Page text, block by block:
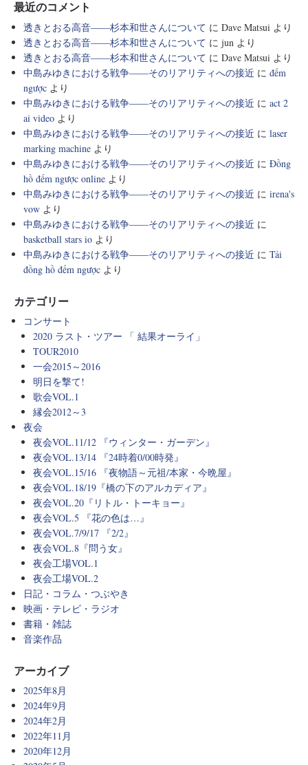
最近のコメント
透きとおる高音――杉本和世さんについて に Dave Matsui より
透きとおる高音――杉本和世さんについて に jun より
透きとおる高音――杉本和世さんについて に Dave Matsui より
中島みゆきにおける戦争――そのリアリティへの接近 に đếm
ngược より
中島みゆきにおける戦争――そのリアリティへの接近 に act 2
ai video より
中島みゆきにおける戦争――そのリアリティへの接近 に laser
marking machine より
中島みゆきにおける戦争――そのリアリティへの接近 に Đồng
hồ đếm ngược online より
中島みゆきにおける戦争――そのリアリティへの接近 に irena's
vow より
中島みゆきにおける戦争――そのリアリティへの接近 に
basketball stars io より
中島みゆきにおける戦争――そのリアリティへの接近 に Tải
đồng hồ đếm ngược より
カテゴリー
コンサート
2020 ラスト・ツアー 「 結果オーライ」
TOUR2010
一会2015～2016
明日を撃て!
歌会VOL.1
縁会2012～3
夜会
夜会VOL.11/12 『ウィンター・ガーデン』
夜会VOL.13/14 『24時着0/00時発』
夜会VOL.15/16 『夜物語～元祖/本家・今晩屋』
夜会VOL.18/19『橋の下のアルカディア』
夜会VOL.20『リトル・トーキョー』
夜会VOL.5 『花の色は…』
夜会VOL.7/9/17 『2/2』
夜会VOL.8『問う女』
夜会工場VOL.1
夜会工場VOL.2
日記・コラム・つぶやき
映画・テレビ・ラジオ
書籍・雑誌
音楽作品
アーカイブ
2025年8月
2024年9月
2024年2月
2022年11月
2020年12月